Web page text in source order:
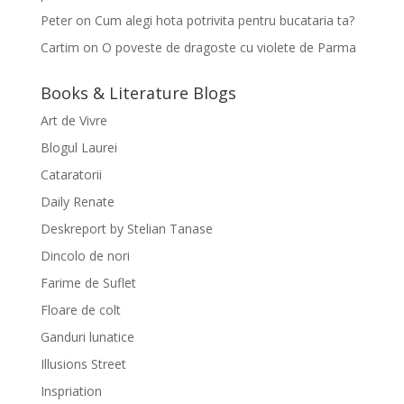
Peteron Cum alegi hota potrivita pentru bucataria ta?
Cartim on O poveste de dragoste cu violete de Parma
Books & Literature Blogs
Art de Vivre
Blogul Laurei
Cataratorii
Daily Renate
Deskreport by Stelian Tanase
Dincolo de nori
Farime de Suflet
Floare de colt
Ganduri lunatice
Illusions Street
Inspriation